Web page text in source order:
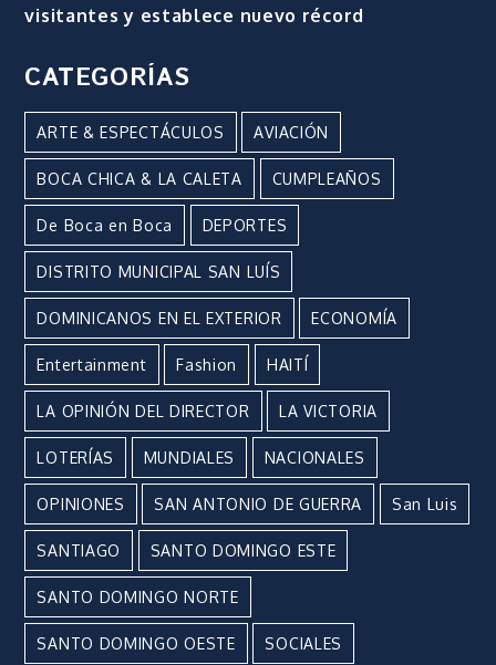
visitantes y establece nuevo récord
CATEGORÍAS
ARTE & ESPECTÁCULOS AVIACIÓN
BOCA CHICA & LA CALETA CUMPLEAÑOS
De Boca en Boca DEPORTES
DISTRITO MUNICIPAL SAN LUÍS
DOMINICANOS EN EL EXTERIOR ECONOMÍA
Entertainment Fashion HAITÍ
LA OPINIÓN DEL DIRECTOR LA VICTORIA
LOTERÍAS MUNDIALES NACIONALES
OPINIONES SAN ANTONIO DE GUERRA San Luis
SANTIAGO SANTO DOMINGO ESTE
SANTO DOMINGO NORTE
SANTO DOMINGO OESTE SOCIALES